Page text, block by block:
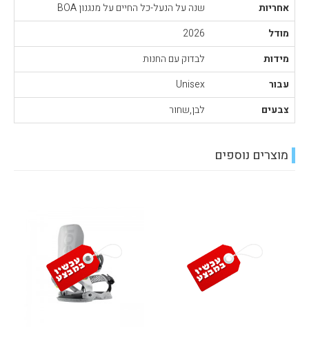
אחריות
שנה על הנעל-כל החיים על מנגנון BOA
מודל
2026
מידות
לבדוק עם החנות
עבור
Unisex
צבעים
לבן,שחור
מוצרים נוספים